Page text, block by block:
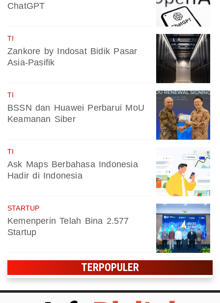
ChatGPT
TI
Zankore by Indosat Bidik Pasar
Asia-Pasifik
TI
BSSN dan Huawei Perbarui MoU
Keamanan Siber
TI
Ask Maps Berbahasa Indonesia
Hadir di Indonesia
STARTUP
Kemenperin Telah Bina 2.577
Startup
TERPOPULER